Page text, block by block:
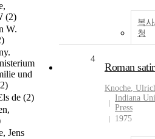
(2)
W.
und
de (2)
Jens
복
청
4
Roman
Knoche,
Indiana
Press
1975